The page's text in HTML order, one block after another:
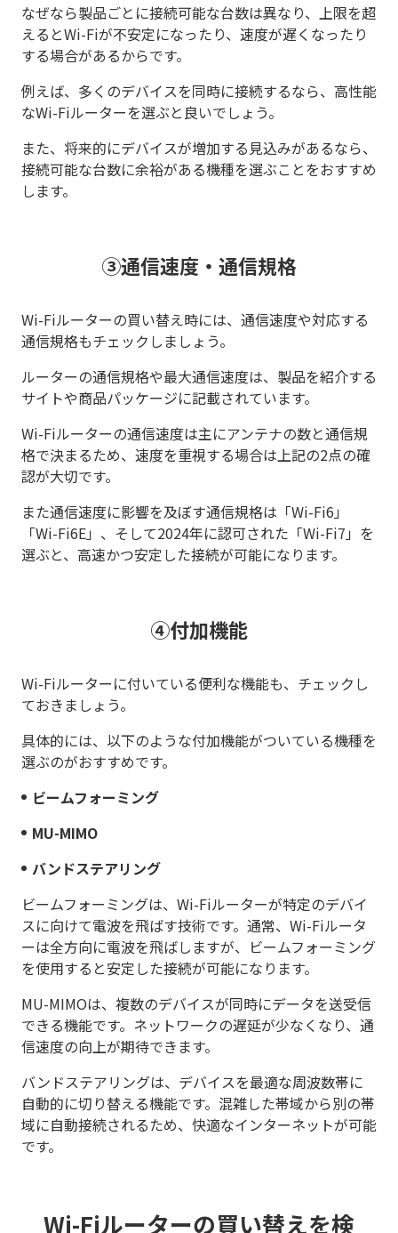
なぜなら製品ごとに接続可能な台数は異なり、上限を超
えるとWi-Fiが不安定になったり、速度が遅くなったり
する場合があるからです。
例えば、多くのデバイスを同時に接続するなら、高性能
なWi-Fiルーターを選ぶと良いでしょう。
また、将来的にデバイスが増加する見込みがあるなら、
接続可能な台数に余裕がある機種を選ぶことをおすすめ
します。
③通信速度・通信規格
Wi-Fiルーターの買い替え時には、通信速度や対応する
通信規格もチェックしましょう。
ルーターの通信規格や最大通信速度は、製品を紹介する
サイトや商品パッケージに記載されています。
Wi-Fiルーターの通信速度は主にアンテナの数と通信規
格で決まるため、速度を重視する場合は上記の2点の確
認が大切です。
また通信速度に影響を及ぼす通信規格は「Wi-Fi6」
「Wi-Fi6E」、そして2024年に認可された「Wi-Fi7」を
選ぶと、高速かつ安定した接続が可能になります。
④付加機能
Wi-Fiルーターに付いている便利な機能も、チェックし
ておきましょう。
具体的には、以下のような付加機能がついている機種を
選ぶのがおすすめです。
ビームフォーミング
MU-MIMO
バンドステアリング
ビームフォーミングは、Wi-Fiルーターが特定のデバイ
スに向けて電波を飛ばす技術です。通常、Wi-Fiルータ
ーは全方向に電波を飛ばしますが、ビームフォーミング
を使用すると安定した接続が可能になります。
MU-MIMOは、複数のデバイスが同時にデータを送受信
できる機能です。ネットワークの遅延が少なくなり、通
信速度の向上が期待できます。
バンドステアリングは、デバイスを最適な周波数帯に
自動的に切り替える機能です。混雑した帯域から別の帯
域に自動接続されるため、快適なインターネットが可能
です。
Wi-Fiルーターの買い替えを検